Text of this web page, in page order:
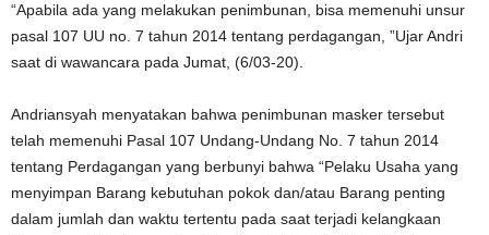
“Apabila ada yang melakukan penimbunan, bisa memenuhi unsur
pasal 107 UU no. 7 tahun 2014 tentang perdagangan, ”Ujar Andri
saat di wawancara pada Jumat, (6/03-20).
Andriansyah menyatakan bahwa penimbunan masker tersebut
telah memenuhi Pasal 107 Undang-Undang No. 7 tahun 2014
tentang Perdagangan yang berbunyi bahwa “Pelaku Usaha yang
menyimpan Barang kebutuhan pokok dan/atau Barang penting
dalam jumlah dan waktu tertentu pada saat terjadi kelangkaan